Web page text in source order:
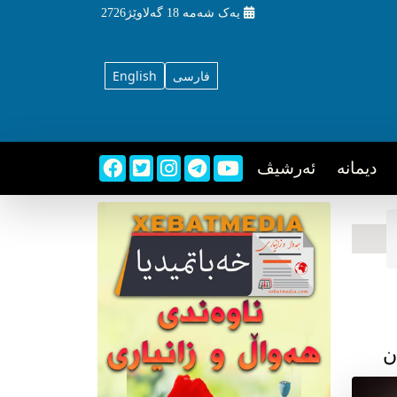
یه‌ک شه‌مه‌ 18 گه‌لاوێژ2726
English فارسی
دیمانه ئه‌رشیڤ